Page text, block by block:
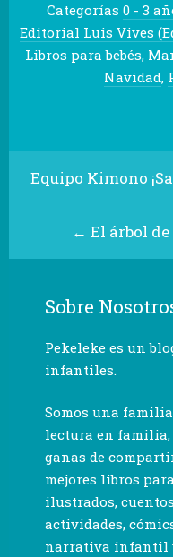
Categorías 0 - 3
Editorial Luis Vives
Libros para bebés,
Navidad,
Equipo Kimono
← El árbol
Sobre
Pekeleke es un
infantiles.
Somos una
lectura en
ganas de
mejores libros
ilustrados,
actividades,
narrativa infantil